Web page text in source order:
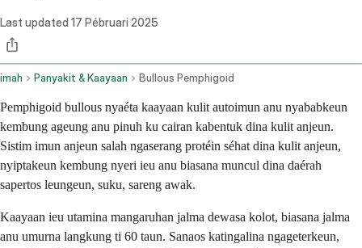
Last updated 17 Pébruari 2025
imah Panyakit & Kaayaan Bullous Pemphigoid
Pemphigoid bullous nyaéta kaayaan kulit autoimun anu nyababkeun
kembung ageung anu pinuh ku cairan kabentuk dina kulit anjeun.
Sistim imun anjeun salah ngaserang protéin séhat dina kulit anjeun,
nyiptakeun kembung nyeri ieu anu biasana muncul dina daérah
sapertos leungeun, suku, sareng awak.
Kaayaan ieu utamina mangaruhan jalma dewasa kolot, biasana jalma
anu umurna langkung ti 60 taun. Sanaos katingalina ngageterkeun,